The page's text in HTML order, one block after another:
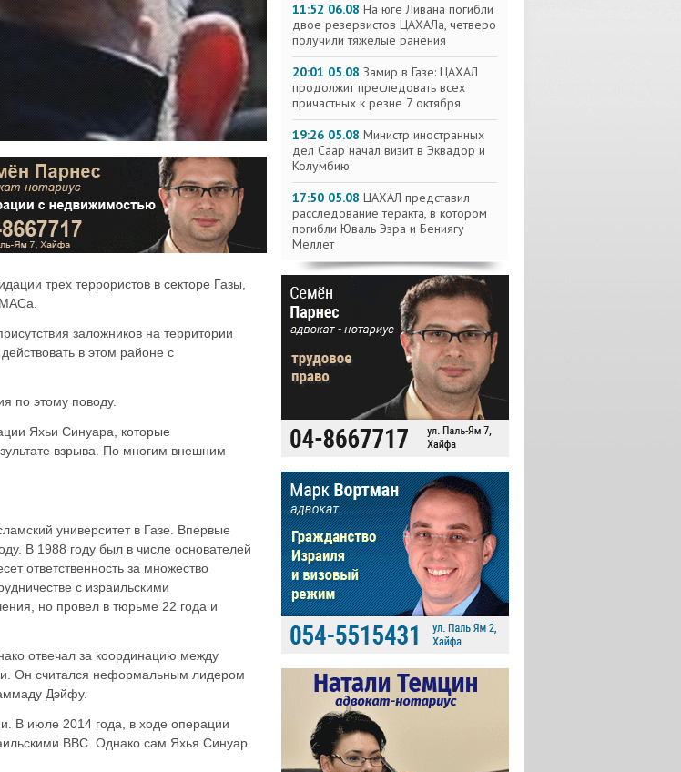
трех террористов в секторе Газы,
заложников на территории
в этом районе с
по этому поводу.
Яхьи Синуара, которые
взрыва. По многим внешним
университет в Газе. Впервые
В 1988 году был в числе основателей
ответственность за множество
с израильскими
но провел в тюрьме 22 года и
отвечал за координацию между
Он считался неформальным лидером
Дэйфу.
В июле 2014 года, в ходе операции
ВВС. Однако сам Яхья Синуар
11:52 06.08 На юге Ливана погибли
двое резервистов ЦАХАЛа, четверо
получили тяжелые ранения
20:01 05.08 Замир в Газе: ЦАХАЛ
продолжит преследовать всех
причастных к резне 7 октября
19:26 05.08 Министр иностранных
дел Саар начал визит в Эквадор и
Колумбию
17:50 05.08 ЦАХАЛ представил
расследование теракта, в котором
погибли Юваль Эзра и Бениягу
Меллет